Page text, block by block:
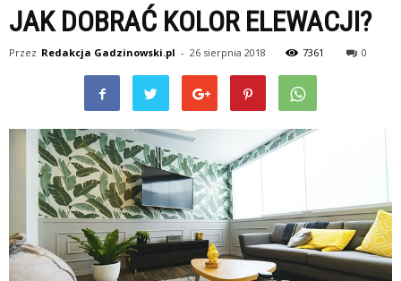
JAK DOBRAĆ KOLOR ELEWACJI?
Przez Redakcja Gadzinowski.pl - 26 sierpnia 2018 7361 0